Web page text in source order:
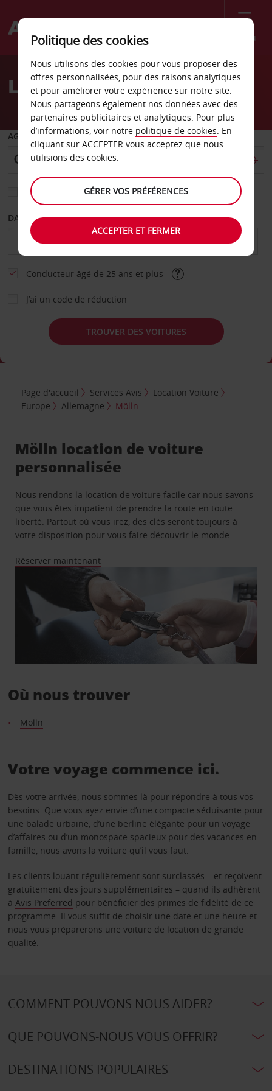
Menu
Welcome
AvisLocation de voiture Mölln
AGENCE DE DÉPART
Sélectionnez une autre agence de retour
DATE DE DÉBUT DATE DE FIN
Conducteur âgé de 25 ans et plus
J’ai un code de réduction
TROUVER DES VOITURES
Page d'accueil Services Avis
Location Voiture
Europe
Allemagne Mölln
Mölln location de voiture
personnalisée
Nous rendons la location de voiture facile car nous savons
que vous êtes impatient de prendre la route en toute
liberté. Partout où vous irez, des clés seront toujours à
votre disposition pour vous faire découvrir le monde.
Réserver maintenant
Où nous trouver
Mölln
Votre voyage commence ici.
Dès votre arrivée, nous sommes là pour répondre à tous vos
besoins. Que vous ayez envie d’une compacte séduisante pour
une balade urbaine, d’une berline élégante pour un voyage
d’affaires ou d’un monospace spacieux pour des vacances en
famille, nous avons la voiture qu’il vous faut.
Les clients louant régulièrement sont surclassés – et reçoivent
gratuitement des jours supplémentaires – quand ils adhèrent
à Avis Preferred pour bénéficier des primes de fidélité de ce
programme. Il vous suffit de choisir une date et une heure et
nous vous préparerons une voiture de location de grande
qualité.
COMMENT POUVONS NOUS AIDER?
QUE POUVONS-NOUS VOUS OFFRIR?
DESTINATIONS POPULAIRES
Politique des cookies
Nous utilisons des cookies pour vous proposer des
offres personnalisées, pour des raisons analytiques
et pour améliorer votre expérience sur notre site.
Nous partageons également nos données avec des
partenaires publicitaires et analytiques. Pour plus
d’informations, voir notre politique de cookies. En
cliquant sur ACCEPTER vous acceptez que nous
utilisions des cookies.
GÉRER VOS PRÉFÉRENCES
ACCEPTER ET FERMER